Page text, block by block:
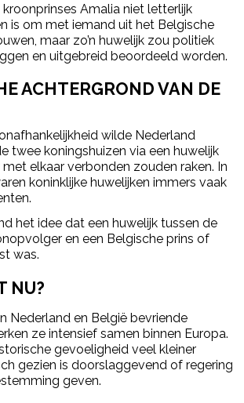
Amalia niet letterlijk
is om met iemand uit het Belgische
maar zo’n huwelijk zou politiek
en uitgebreid beoordeeld worden.
ACHTERGROND VAN DE
wilde Nederland
twee koningshuizen via een huwelijk
elkaar verbonden zouden raken. In
koninklijke huwelijken immers vaak
het idee dat een huwelijk tussen de
en een Belgische prins of
was.
NU?
Nederland en België bevriende
ze intensief samen binnen Europa.
gevoeligheid veel kleiner
gezien is doorslaggevend of regering
geven.